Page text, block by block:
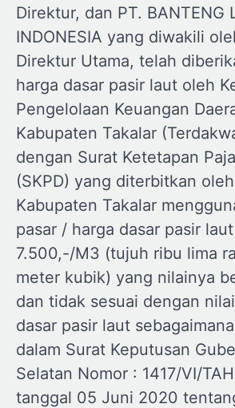
Direktur, dan PT. BANTENG
INDONESIA yang diwakili
Direktur Utama, telah
harga dasar pasir laut oleh
Pengelolaan Keuangan
Kabupaten Takalar
dengan Surat Ketetapan
(SKPD) yang diterbitkan
Kabupaten Takalar
pasar / harga dasar pasir
7.500,-/M3 (tujuh ribu lima
meter kubik) yang nilainya
dan tidak sesuai dengan
dasar pasir laut
dalam Surat Keputusan
Selatan Nomor : 1417/VI/
tanggal 05 Juni 2020